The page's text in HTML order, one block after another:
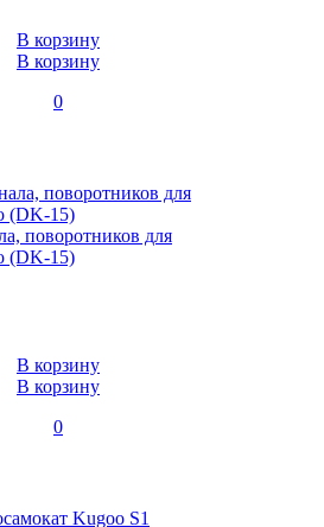
В корзину
В корзину
0
поворотников для
(DK-15)
В корзину
В корзину
0